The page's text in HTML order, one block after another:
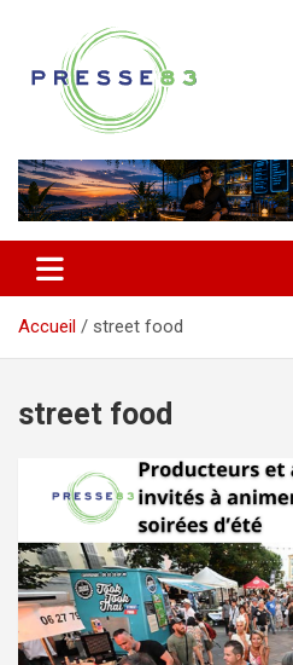
contenu
Presse 83
Accueil street food
street food